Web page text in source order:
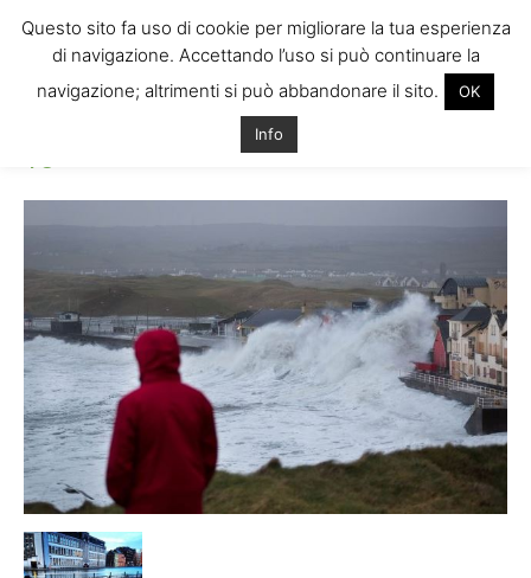
15
Questo sito fa uso di cookie per migliorare la tua esperienza
di navigazione. Accettando l’uso si può continuare la
navigazione; altrimenti si può abbandonare il sito.
OK
Info